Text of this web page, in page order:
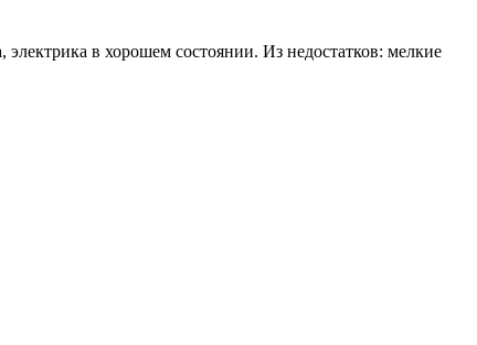
в хорошем состоянии. Из недостатков: мелкие